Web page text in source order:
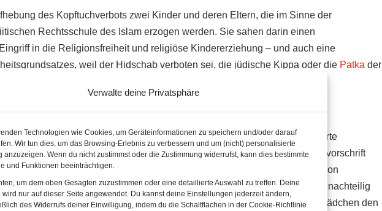
Verwalte deine Privatsphäre
Technologien wie Cookies, um Geräteinformationen zu speichern und/oder darauf
Wir tun dies, um das Browsing-Erlebnis zu verbessern und um (nicht) personalisierte
anzuzeigen. Wenn du nicht zustimmst oder die Zustimmung widerrufst, kann dies bestimmte
und Funktionen beeinträchtigen.
um dem oben Gesagten zuzustimmen oder eine detaillierte Auswahl zu treffen. Deine
wird nur auf dieser Seite angewendet. Du kannst deine Einstellungen jederzeit ändern,
des Widerrufs deiner Einwilligung, indem du die Schaltflächen in der Cookie-Richtlinie
des Kopftuchverbots zwei Kinder und deren Eltern, die im Sinne der
Rechtsschule des Islam erzogen werden. Sie sahen darin einen
in die Religionsfreiheit und religiöse Kindererziehung – und auch eine
weil der Hidschab verboten sei, die jüdische Kippa oder die Patka der
Gesetz
werde “islamische Herkunft und Tradition als solche ausgegrenzt”, kritisierte
eine einzige religiös oder weltanschaulich begründete Bekleidungsvorschrift
des islamischen Kopftuches stigmatisiert gezielt eine bestimmte Gruppe von
warnen die Verfassungsrichter, dass sich eine “selektive Verbotsregelung” nachteilig
Schülerinnen auswirken könne: “Es birgt das Risiko, muslimischen Mädchen den